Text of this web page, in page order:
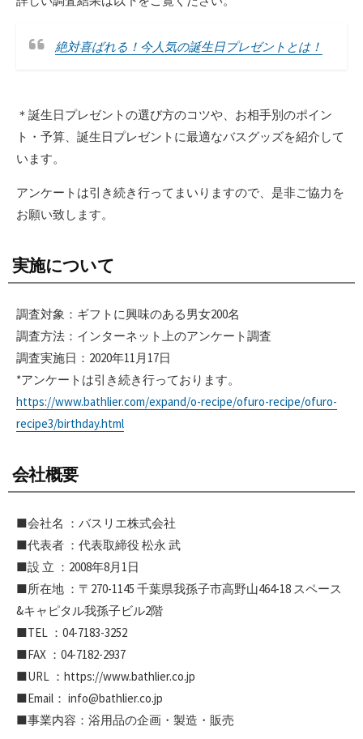
絶対喜ばれる！今人気の誕生日プレゼントとは！
＊誕生日プレゼントの選び方のコツや、お相手別のポイン
ト・予算、誕生日プレゼントに最適なバスグッズを紹介して
います。
アンケートは引き続き行ってまいりますので、是非ご協力を
お願い致します。
実施について
調査対象：ギフトに興味のある男女200名
調査方法：インターネット上のアンケート調査
調査実施日：2020年11月17日
*アンケートは引き続き行っております。
https://www.bathlier.com/expand/o-recipe/ofuro-recipe/ofuro-
recipe3/birthday.html
会社概要
■会社名 ：バスリエ株式会社
■代表者 ：代表取締役 松永 武
■設 立 ：2008年8月1日
■所在地 ：〒270-1145 千葉県我孫子市高野山464-18 スペース
&キャピタル我孫子ビル2階
■TEL ：04-7183-3252
■FAX ：04-7182-2937
■URL ：https://www.bathlier.co.jp
■Email： info@bathlier.co.jp
■事業内容：浴用品の企画・製造・販売